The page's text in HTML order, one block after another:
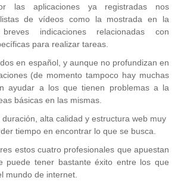
las aplicaciones ya registradas nos
de vídeos como la mostrada en la
indicaciones relacionadas con
para realizar tareas.
en español, y aunque no profundizan en
(de momento tampoco hay muchas
ayudar a los que tienen problemas a la
básicas en las mismas.
alta calidad y estructura web muy
tiempo en encontrar lo que se busca.
estos cuatro profesionales que apuestan
puede tener bastante éxito entre los que
mundo de internet.